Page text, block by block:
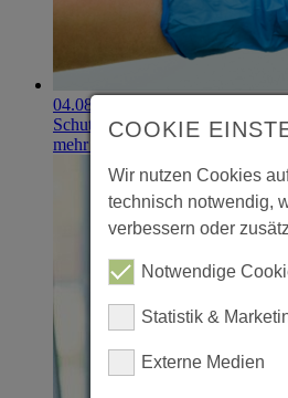
04.08.2026
Schutzhandschuhe erzielen
mehr erfahren
COOKIE
Wir nutzen Cookies
technisch notwendig,
verbessern oder
Notwendige
Statistik &
Externe Medien